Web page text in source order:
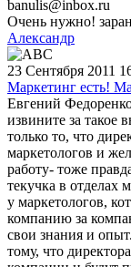
banulis@inbox.ru
Очень нужно!
Александр
23 Сентября 2011
Маркетинг есть!
Евгений
извините за такое
только то, что
маркетологов и
работу- тоже
текучка в отделах
у маркетологов,
компанию за
свои знания и
тому, что